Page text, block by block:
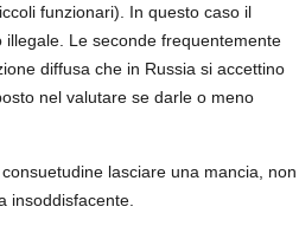
funzionari). In questo caso il
Le seconde frequentemente
diffusa che in Russia si accettino
nel valutare se darle o meno
lasciare una mancia, non
insoddisfacente.